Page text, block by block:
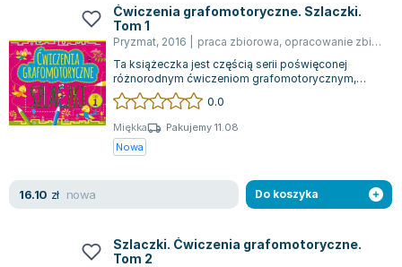
Witold Gadowski
Jan Pietrzak
Marcin Kowalczyk
Piotr Zychowicz
Joanna Jabłczyńska
Piotr Kościelny
Agata Passent
Maciej Orłoś
Ćwiczenia grafomotoryczne. Szlaczki.
Tom 1
Pryzmat, 2016 praca zbiorowa, opracowanie zbiorowe
Ta książeczka jest częścią serii poświęconej
różnorodnym ćwiczeniom grafomotorycznym,
stworzonym w celu rozwoju precyzyjnych ruchó...
0.0
Miękka
Pakujemy 11.08
Nowa
16.10 zł nowa Do koszyka
Szlaczki. Ćwiczenia grafomotoryczne.
Tom 2